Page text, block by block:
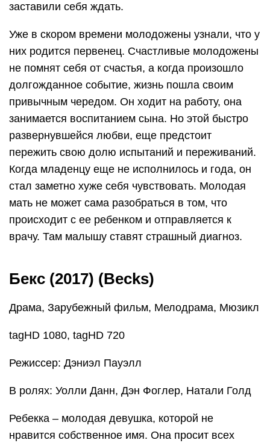
заставили себя ждать.
Уже в скором времени молодожены узнали, что у
них родится первенец. Счастливые молодожены
не помнят себя от счастья, а когда произошло
долгожданное событие, жизнь пошла своим
привычным чередом. Он ходит на работу, она
занимается воспитанием сына. Но этой быстро
развернувшейся любви, еще предстоит
пережить свою долю испытаний и переживаний.
Когда младенцу еще не исполнилось и года, он
стал заметно хуже себя чувствовать. Молодая
мать не может сама разобраться в том, что
происходит с ее ребенком и отправляется к
врачу. Там малышу ставят страшный диагноз.
Бекс (2017) (Becks)
Драма, Зарубежный фильм, Мелодрама, Мюзикл
tagHD 1080, tagHD 720
Режиссер: Дэниэл Пауэлл
В ролях: Уолли Данн, Дэн Фоглер, Натали Голд
Ребекка – молодая девушка, которой не
нравится собственное имя. Она просит всех